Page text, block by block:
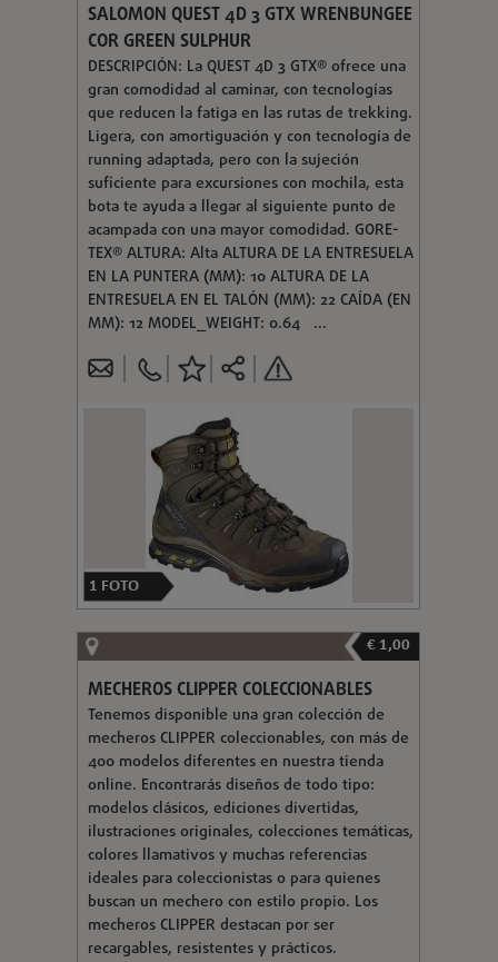
SALOMON QUEST 4D 3 GTX WRENBUNGEE
COR GREEN SULPHUR
DESCRIPCIÓN: La QUEST 4D 3 GTX® ofrece una
gran comodidad al caminar, con tecnologías
que reducen la fatiga en las rutas de trekking.
Ligera, con amortiguación y con tecnología de
running adaptada, pero con la sujeción
suficiente para excursiones con mochila, esta
bota te ayuda a llegar al siguiente punto de
acampada con una mayor comodidad. GORE-
TEX® ALTURA: Alta ALTURA DE LA ENTRESUELA
EN LA PUNTERA (MM): 10 ALTURA DE LA
ENTRESUELA EN EL TALÓN (MM): 22 CAÍDA (EN
MM): 12 MODEL_WEIGHT: 0.64 ...
1 FOTO
€ 1,00
MECHEROS CLIPPER COLECCIONABLES
Tenemos disponible una gran colección de
mecheros CLIPPER coleccionables, con más de
400 modelos diferentes en nuestra tienda
online. Encontrarás diseños de todo tipo:
modelos clásicos, ediciones divertidas,
ilustraciones originales, colecciones temáticas,
colores llamativos y muchas referencias
ideales para coleccionistas o para quienes
buscan un mechero con estilo propio. Los
mecheros CLIPPER destacan por ser
recargables, resistentes y prácticos.